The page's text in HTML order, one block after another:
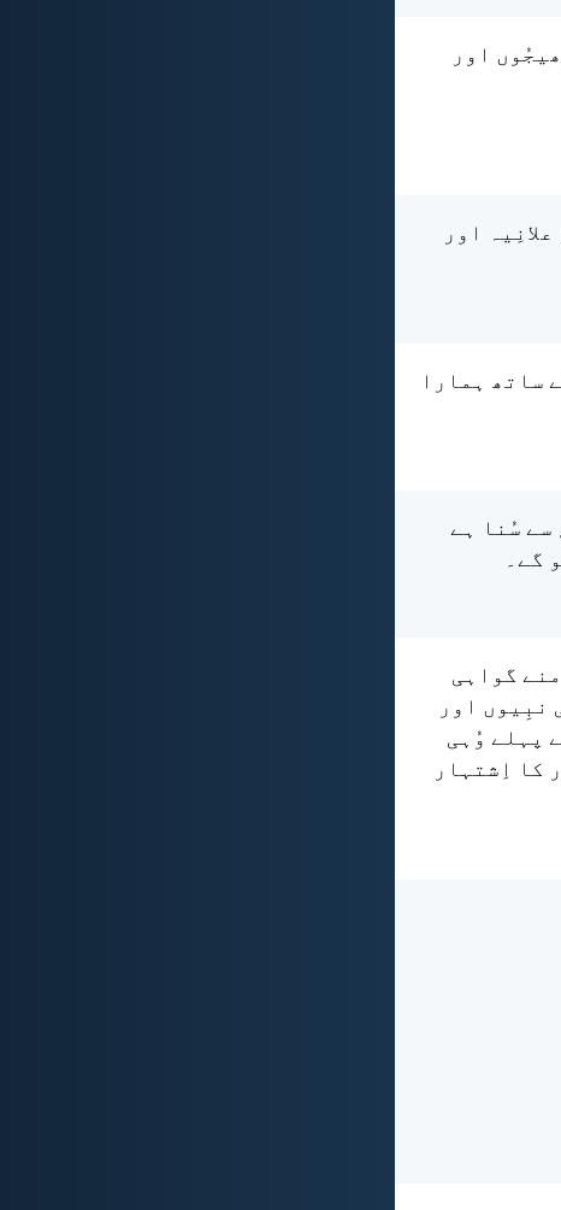
اور
اور
ساتھ ہمارا
سے سُنا ہے
گے۔
گواہی
نبِیوں اور
پہلے وُہی
کا اِشتہار